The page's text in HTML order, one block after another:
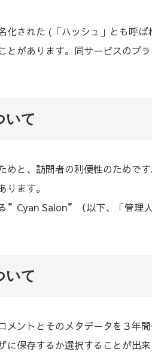
化された (「ハッシュ」とも呼
とがあります。同サービスのプ
いて
めと、訪問者の利便性のためで
ます。
”Cyan Salon”（以下、「管理
いて
ントとそのメタデータを３年間
に保存するか選択することが出